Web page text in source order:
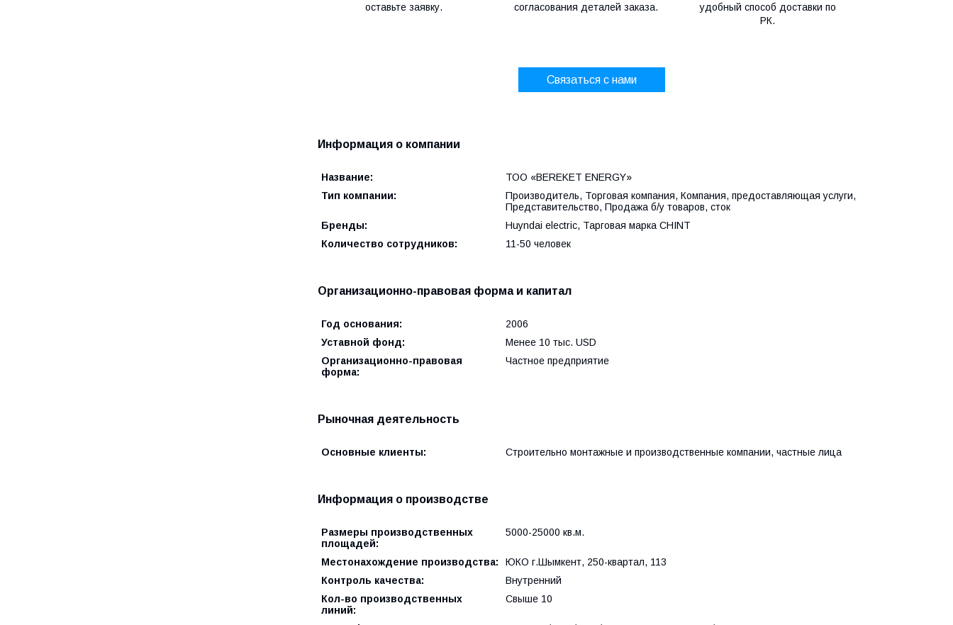
оставьте заявку.
согласования деталей заказа.
удобный способ доставки по
РК.
Связаться с нами
Информация о компании
Название:
ТОО «BEREKET ENERGY»
Тип компании:
Производитель, Торговая компания, Компания, предоставляющая услуги,
Представительство, Продажа б/у товаров, сток
Бренды:
Huyndai electric, Тарговая марка CHINT
Количество сотрудников:
11-50 человек
Организационно-правовая форма и капитал
Год основания:
2006
Уставной фонд:
Менее 10 тыс. USD
Организационно-правовая
форма:
Частное предприятие
Рыночная деятельность
Основные клиенты: Строительно монтажные и производственные компании, частные лица
Информация о производстве
Размеры производственных
площадей:
5000-25000 кв.м.
Местонахождение производства:
ЮКО г.Шымкент, 250-квартал, 113
Контроль качества:
Внутренний
Кол-во производственных
линий:
Свыше 10